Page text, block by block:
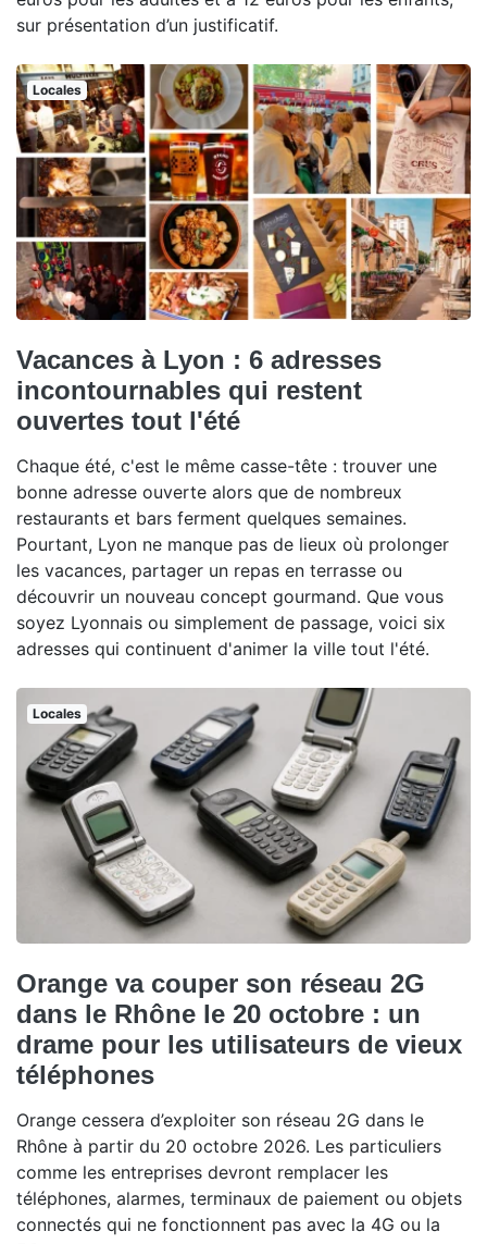
sur présentation d’un justificatif.
Locales
Vacances à Lyon : 6 adresses
incontournables qui restent
ouvertes tout l'été
Chaque été, c'est le même casse-tête : trouver une
bonne adresse ouverte alors que de nombreux
restaurants et bars ferment quelques semaines.
Pourtant, Lyon ne manque pas de lieux où prolonger
les vacances, partager un repas en terrasse ou
découvrir un nouveau concept gourmand. Que vous
soyez Lyonnais ou simplement de passage, voici six
adresses qui continuent d'animer la ville tout l'été.
Locales
Orange va couper son réseau 2G
dans le Rhône le 20 octobre : un
drame pour les utilisateurs de vieux
téléphones
Orange cessera d’exploiter son réseau 2G dans le
Rhône à partir du 20 octobre 2026. Les particuliers
comme les entreprises devront remplacer les
téléphones, alarmes, terminaux de paiement ou objets
connectés qui ne fonctionnent pas avec la 4G ou la